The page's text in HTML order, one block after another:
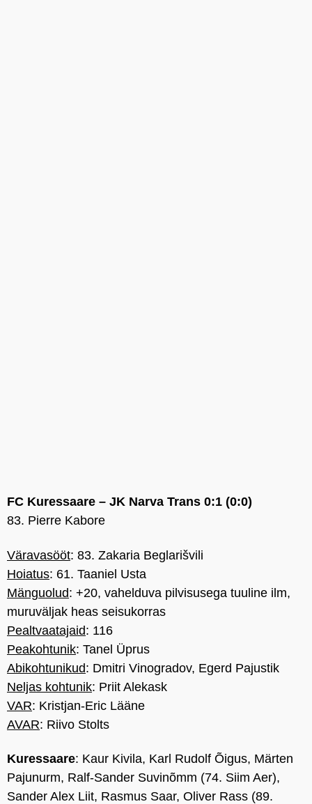
FC Kuressaare – JK Narva Trans 0:1 (0:0)
83. Pierre Kabore
Väravasööt: 83. Zakaria Beglarišvili
Hoiatus: 61. Taaniel Usta
Mänguolud: +20, vahelduva pilvisusega tuuline ilm,
muruväljak heas seisukorras
Pealtvaatajaid: 116
Peakohtunik: Tanel Üprus
Abikohtunikud: Dmitri Vinogradov, Egerd Pajustik
Neljas kohtunik: Priit Alekask
VAR: Kristjan-Eric Lääne
AVAR: Riivo Stolts
Kuressaare: Kaur Kivila, Karl Rudolf Õigus, Märten
Pajunurm, Ralf-Sander Suvinõmm (74. Siim Aer),
Sander Alex Liit, Rasmus Saar, Oliver Rass (89.